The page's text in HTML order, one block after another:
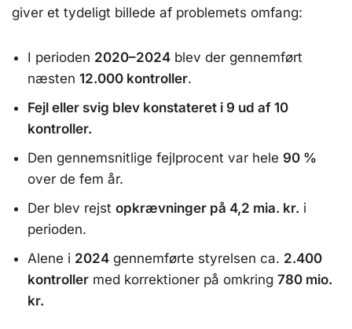
giver et tydeligt billede af problemets omfang:
I perioden 2020–2024 blev der gennemført
næsten 12.000 kontroller.
Fejl eller svig blev konstateret i 9 ud af 10
kontroller.
Den gennemsnitlige fejlprocent var hele 90 %
over de fem år.
Der blev rejst opkrævninger på 4,2 mia. kr. i
perioden.
Alene i 2024 gennemførte styrelsen ca. 2.400
kontroller med korrektioner på omkring 780 mio.
kr.